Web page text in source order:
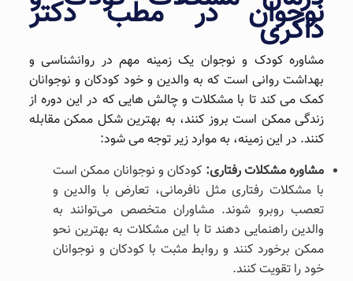
نوجوان در مطب دکتر
ذاکری
مشاوره کودک و نوجوان یک زمینه مهم در روانشناسی و
بهداشت روانی است که به والدین و خود کودکان و نوجوانان
کمک می کند تا با مشکلات و چالش‌ هایی که در این دوره از
زندگی ممکن است بروز کنند، به بهترین شکل ممکن مقابله
کنند. در این زمینه، به موارد زیر توجه می ‌شود:
مشاوره مشکلات رفتاری: کودکان و نوجوانان ممکن است
با مشکلات رفتاری مثل نافرمانی، تعارض با والدین و
تعصب روبرو شوند. مشاوران متخصص می‌توانند به
والدین راهنمایی دهند تا با این مشکلات به بهترین نحو
ممکن برخورد کنند و روابط مثبت با کودکان و نوجوانان
خود را تقویت کنند.